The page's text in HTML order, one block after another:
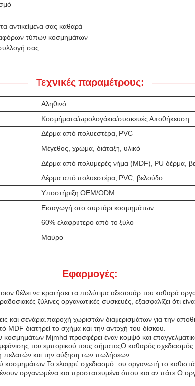
αντικείμενα σας καθαρά
τύπων κοσμημάτων
σας
Τεχνικές παραμέτρους:
Αληθινό
Κοσμήματα/ωρολογάκια/συσκευές Αποθήκευση
Δέρμα από πολυεστέρα, PVC
Μέγεθος, χρώμα, διάταξη, υλικό
Δέρμα από πολυμερές νήμα (MDF), PU δέρμα,
Δέρμα από πολυεστέρα, PVC, βελούδο
Υποστήριξη OEM/ODM
Εισαγωγή στο συρτάρι κοσμημάτων
60% ελαφρύτερο από το ξύλο
Μαύρο
Εφαρμογές:
θέλει να κρατήσει τα πολύτιμα αξεσουάρ του καθαρά
ξύλινες οργανωτικές συσκευές, εξασφαλίζει ότι
και σενάρια.παροχή χωριστών διαμερισμάτων για την
MDF διατηρεί το σχήμα και την αντοχή του δίσκου.
Mjmhd προσφέρει έναν κομψό και
εμφάνισης του εμπορικού τους σήματοςΟ καθαρός
πελατών και την αύξηση των πωλήσεων.
κοσμημάτων.Το ελαφρύ σχεδιασμό του οργανωτή το
οργανωμένα και προστατευμένα όπου και αν πάτε.Ο